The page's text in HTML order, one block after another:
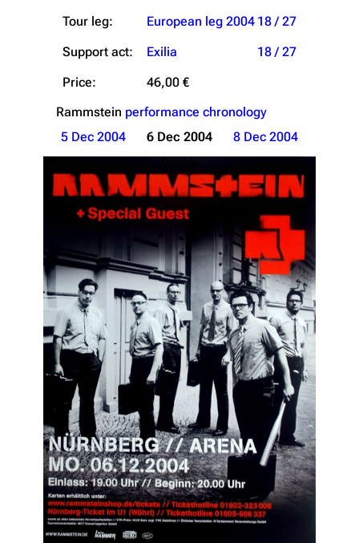
Tour leg:
European leg 2004 18 / 27
Support act:
Exilia
18 / 27
Price:
46,00 €
Rammstein performance chronology
5 Dec 2004
6 Dec 2004
8 Dec 2004
Poster